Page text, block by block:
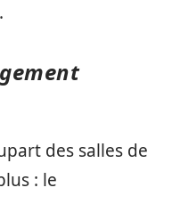
des salles de
: le